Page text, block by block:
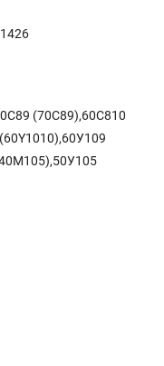
(70C89),60С810